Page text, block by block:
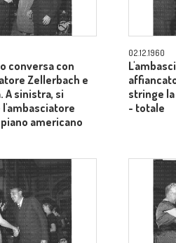
conversa con
Zellerbach e
A sinistra, si
americano
02.12.1960
stringe
- totale